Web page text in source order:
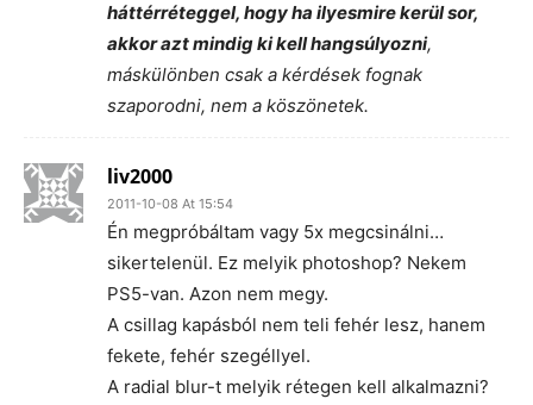
háttérréteggel, hogy ha ilyesmire kerül sor,
akkor aztmindig ki kell hangsúlyozni,
máskülönben csak a kérdések fognak
szaporodni, nem a köszönetek.
liv2000
2011-10-08 At 15:54
Én megpróbáltam vagy 5x megcsinálni…
sikertelenül. Ez melyik photoshop? Nekem
PS5-van. Azon nem megy.
A csillag kapásból nem teli fehér lesz, hanem
fekete, fehér szegéllyel.
A radial blur-t melyik rétegen kell alkalmazni?